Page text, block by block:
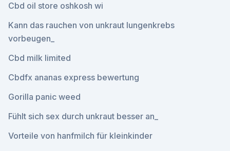
Cbd oil store oshkosh wi
Kann das rauchen von unkraut lungenkrebs
vorbeugen_
Cbd milk limited
Cbdfx ananas express bewertung
Gorilla panic weed
Fühlt sich sex durch unkraut besser an_
Vorteile von hanfmilch für kleinkinder